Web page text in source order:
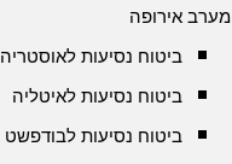
מערב אירופה
ביטוח נסיעות לאוסטריה
ביטוח נסיעות לאיטליה
ביטוח נסיעות לבודפשט